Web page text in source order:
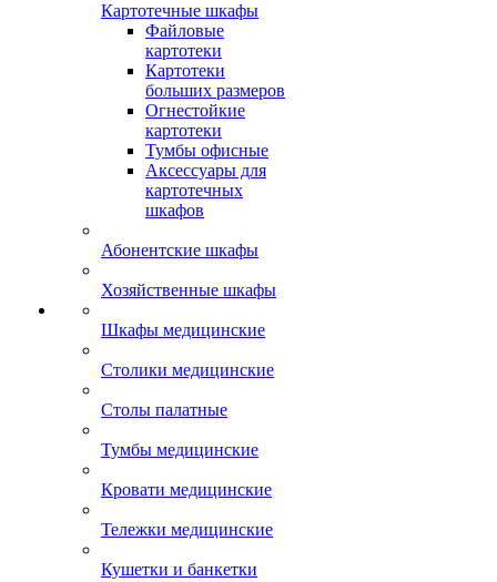
Картотечные шкафы
Файловые
картотеки
Картотеки
больших размеров
Огнестойкие
картотеки
Тумбы офисные
Аксессуары для
картотечных
шкафов
Абонентские шкафы
Хозяйственные шкафы
Шкафы медицинские
Столики медицинские
Столы палатные
Тумбы медицинские
Кровати медицинские
Тележки медицинские
Кушетки и банкетки